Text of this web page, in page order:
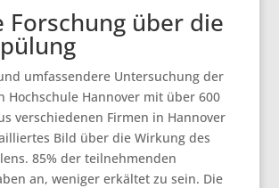
Forschung über die
umfassendere Untersuchung der
Hochschule Hannover mit über 600
verschiedenen Firmen in Hannover
Bild über die Wirkung des
85% der teilnehmenden
an, weniger erkältet zu sein. Die